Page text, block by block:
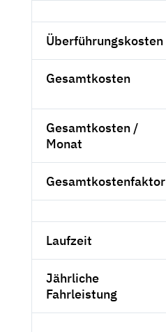
Überführungskosten
Gesamtkosten
Gesamtkosten /
Monat
Gesamtkostenfaktor
Laufzeit
Jährliche
Fahrleistung